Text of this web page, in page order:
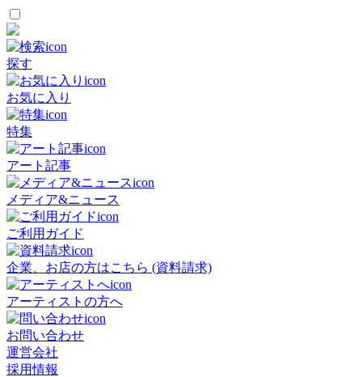
探す
お気に入り
特集
アート記事
メディア&ニュース
ご利用ガイド
企業、お店の方はこちら (資料請求)
アーティストの方へ
お問い合わせ
運営会社
採用情報